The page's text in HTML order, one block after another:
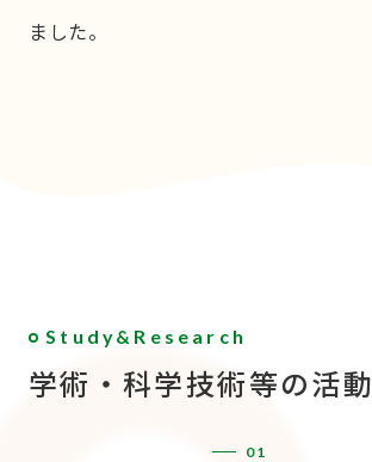
ました。
Study&Research
学術・科学技術等の活動
01